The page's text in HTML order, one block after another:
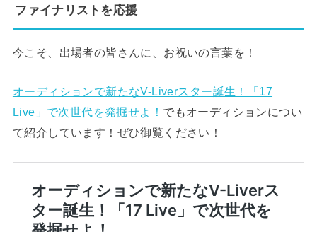
ファイナリストを応援
今こそ、出場者の皆さんに、お祝いの言葉を！
オーディションで新たなV-Liverスター誕生！「17
Live」で次世代を発掘せよ！ でもオーディションについ
て紹介しています！ぜひ御覧ください！